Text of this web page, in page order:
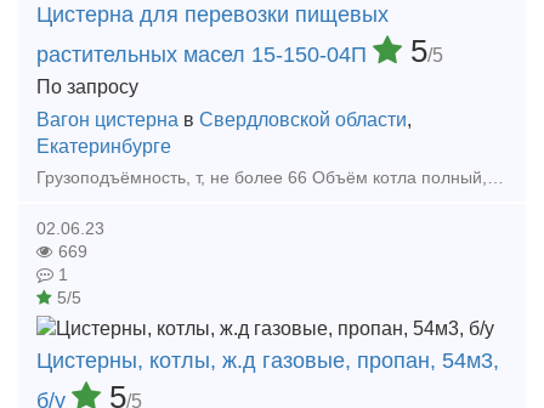
Цистерна для перевозки пищевых
растительных масел 15-150-04П
5/5
По запросу
Вагон цистерна в Свердловской области,
Екатеринбурге
02.06.23
669
1
5/5
Цистерны, котлы, ж.д газовые, пропан, 54м3,
б/у
5/5